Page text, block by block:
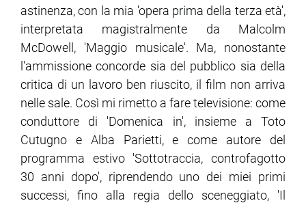
astinenza, con la mia 'opera prima della terza età',
interpretata magistralmente da Malcolm
McDowell, 'Maggio musicale'. Ma, nonostante
l'ammissione concorde sia del pubblico sia della
critica di un lavoro ben riuscito, il film non arriva
nelle sale. Così mi rimetto a fare televisione: come
conduttore di 'Domenica in', insieme a Toto
Cutugno e Alba Parietti, e come autore del
programma estivo 'Sottotraccia, controfagotto
30 anni dopo', riprendendo uno dei miei primi
successi, fino alla regia dello sceneggiato, 'Il